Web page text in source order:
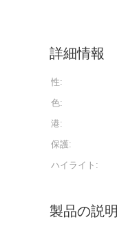
詳細情報
性:
色:
港:
保護:
ハイライト:
製品の説明